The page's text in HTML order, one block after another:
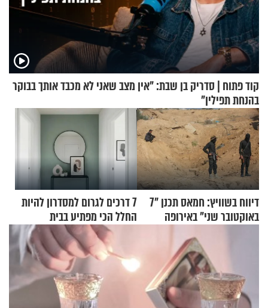
קוד פתוח | סדריק בן שבת: "אין מצב שאני לא מכבד אותך בבוקר
בהנחת תפילין"
דיווח בשוויץ: חמאס תכנן "7
באוקטובר שני" באירופה
7 דרכים לגרום למסדרון להיות
החלל הכי מפתיע בבית